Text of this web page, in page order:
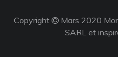
Copyright
Mars 2020
SARL et